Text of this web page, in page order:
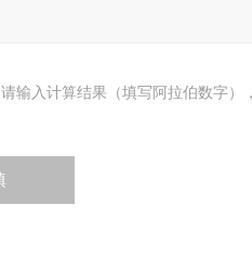
请输入计算结果（填写阿拉伯数字）